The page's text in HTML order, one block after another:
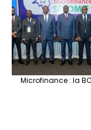
Microfinance : la